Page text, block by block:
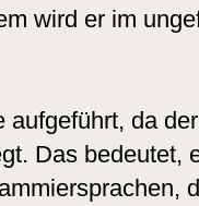
wird er im
aufgeführt, da
Das bedeutet,